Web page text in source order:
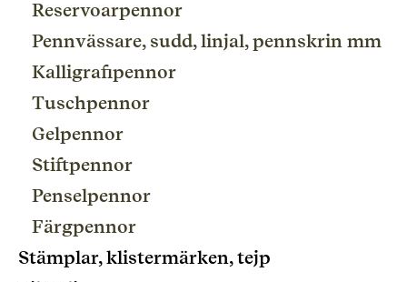
Reservoarpennor
Pennvässare, sudd, linjal, pennskrin mm
Kalligrafipennor
Tuschpennor
Gelpennor
Stiftpennor
Penselpennor
Färgpennor
Stämplar, klistermärken, tejp